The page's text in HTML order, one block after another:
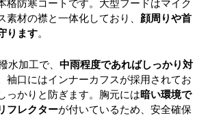
格防寒コートです。大型フードはマイク
素材の襟と一体化しており、 顔周りや首
ります。
水加工で、 中雨程度であればしっかり対
袖口にはインナーカフスが採用されてお
っかりと防ぎます。胸元には暗い環境で
フレクターが付いているため、安全確保